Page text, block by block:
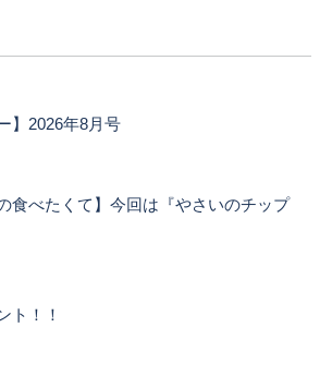
】2026年8月号
食べたくて】今回は『やさいのチップ
ト！！